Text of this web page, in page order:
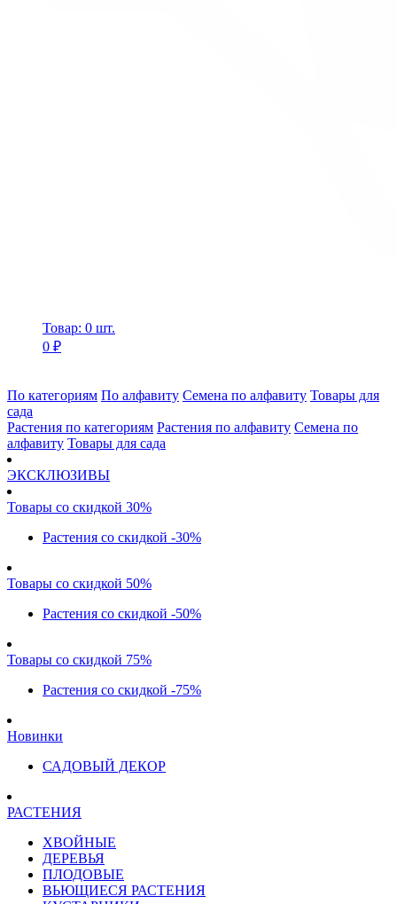
Товар: 0 шт.
0 ₽
По категориям По алфавиту Семена по алфавиту Товары для
сада
Растения по категориям Растения по алфавиту Семена по
алфавиту Товары для сада
ЭКСКЛЮЗИВЫ
Товары со скидкой 30%
Растения со скидкой -30%
Товары со скидкой 50%
Растения со скидкой -50%
Товары со скидкой 75%
Растения со скидкой -75%
Новинки
САДОВЫЙ ДЕКОР
РАСТЕНИЯ
ХВОЙНЫЕ
ДЕРЕВЬЯ
ПЛОДОВЫЕ
ВЬЮЩИЕСЯ РАСТЕНИЯ